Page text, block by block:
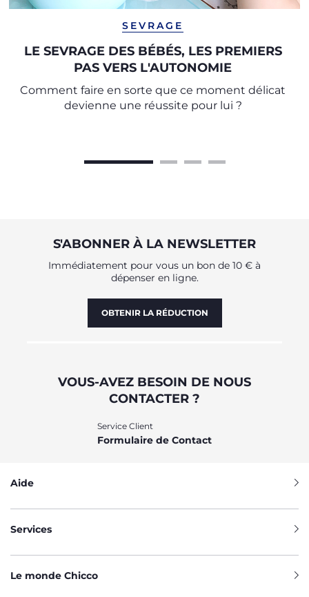
SEVRAGE
LE SEVRAGE DES BÉBÉS, LES PREMIERS
PAS VERS L'AUTONOMIE
Comment faire en sorte que ce moment délicat
devienne une réussite pour lui ?
S'ABONNER À LA NEWSLETTER
Immédiatement pour vous un bon de 10 € à
dépenser en ligne.
OBTENIR LA RÉDUCTION
VOUS-AVEZ BESOIN DE NOUS
CONTACTER ?
Service Client
Formulaire de Contact
Aide
Services
Le monde Chicco